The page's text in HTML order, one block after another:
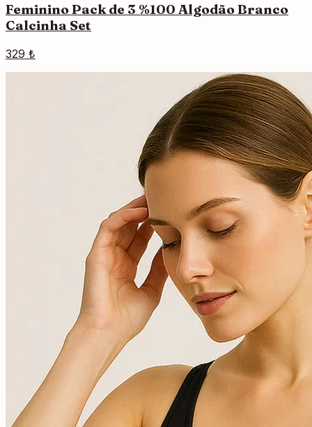
Feminino Pack de 3 %100 Algodão Branco
Calcinha Set
329 ₺